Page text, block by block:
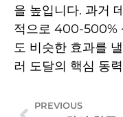
을 높입니다. 과거
적으로 400-500%
도 비슷한 효과를
러 도달의 핵심 동
PREVIOUS